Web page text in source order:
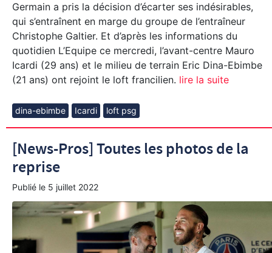
Germain a pris la décision d’écarter ses indésirables,
qui s’entraînent en marge du groupe de l’entraîneur
Christophe Galtier. Et d’après les informations du
quotidien L’Equipe ce mercredi, l’avant-centre Mauro
Icardi (29 ans) et le milieu de terrain Eric Dina-Ebimbe
(21 ans) ont rejoint le loft francilien. lire la suite
dina-ebimbe Icardi loft psg
[News-Pros] Toutes les photos de la
reprise
Publié le 5 juillet 2022